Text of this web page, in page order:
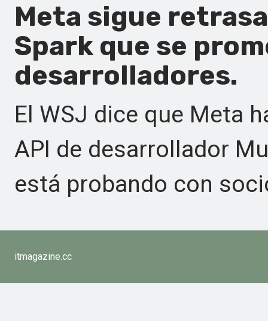
Meta sigue
Spark que se
desarrolladores.
El WSJ dice que Meta
API de desarrollador
está probando con
itmagazine.cc